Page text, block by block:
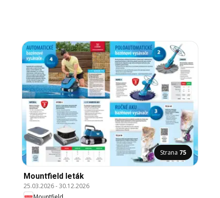
Strana 75
Mountfield leták
25.03.2026-30.12.2026